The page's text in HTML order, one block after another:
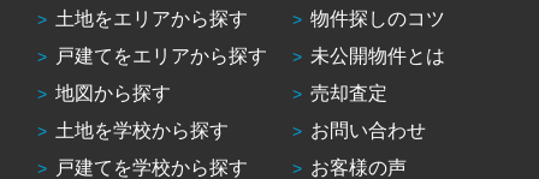
土地をエリアから探す
戸建てをエリアから探す
地図から探す
土地を学校から探す
戸建てを学校から探す
物件探しのコツ
未公開物件とは
売却査定
お問い合わせ
お客様の声